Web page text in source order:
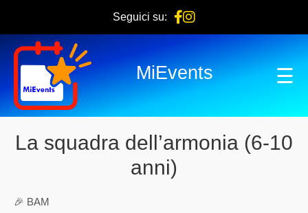
Seguici su:
MiEvents ☰
La squadra dell’armonia (6-10
anni)
🎉 BAM